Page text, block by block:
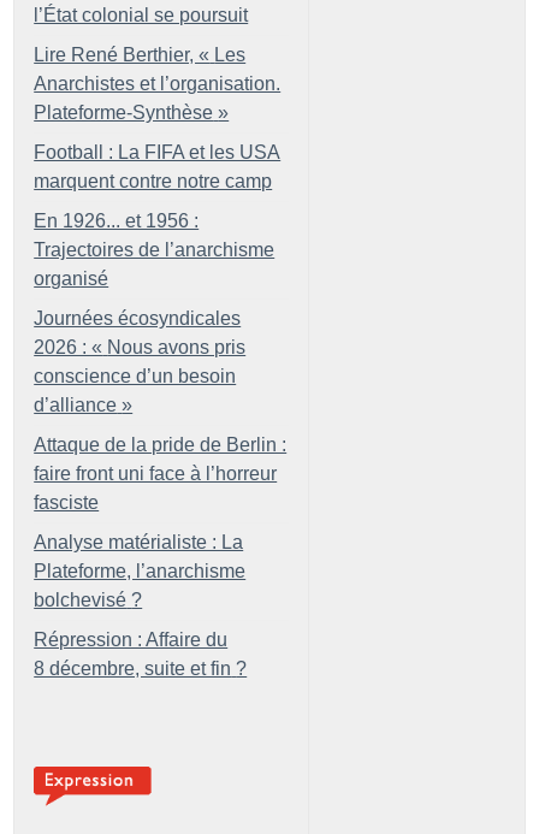
l’État colonial se poursuit
Lire René Berthier, « Les
Anarchistes et l’organisation.
Plateforme-Synthèse »
Football : La FIFA et les USA
marquent contre notre camp
En 1926... et 1956 :
Trajectoires de l’anarchisme
organisé
Journées écosyndicales
2026 : « Nous avons pris
conscience d’un besoin
d’alliance »
Attaque de la pride de Berlin :
faire front uni face à l’horreur
fasciste
Analyse matérialiste : La
Plateforme, l’anarchisme
bolchevisé ?
Répression : Affaire du
8 décembre, suite et fin ?